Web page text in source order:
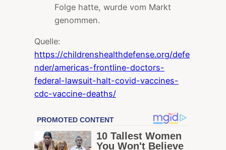
Folge hatte, wurde vom Markt
genommen.
Quelle:
https://childrenshealthdefense.org/defe
nder/americas-frontline-doctors-
federal-lawsuit-halt-covid-vaccines-
cdc-vaccine-deaths/